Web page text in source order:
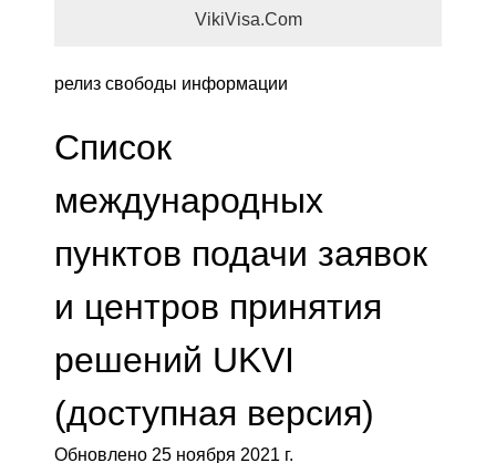
VikiVisa.Com
релиз свободы информации
Список
международных
пунктов подачи заявок
и центров принятия
решений UKVI
(доступная версия)
Обновлено 25 ноября 2021 г.